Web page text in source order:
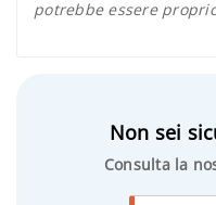
potrebbe essere
Non sei
Consulta la